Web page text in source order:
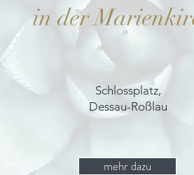
in der
Schlossplatz,
Dessau-Roßlau
mehr dazu